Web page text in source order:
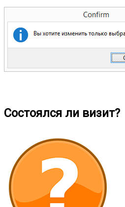
Состоялся ли визит?